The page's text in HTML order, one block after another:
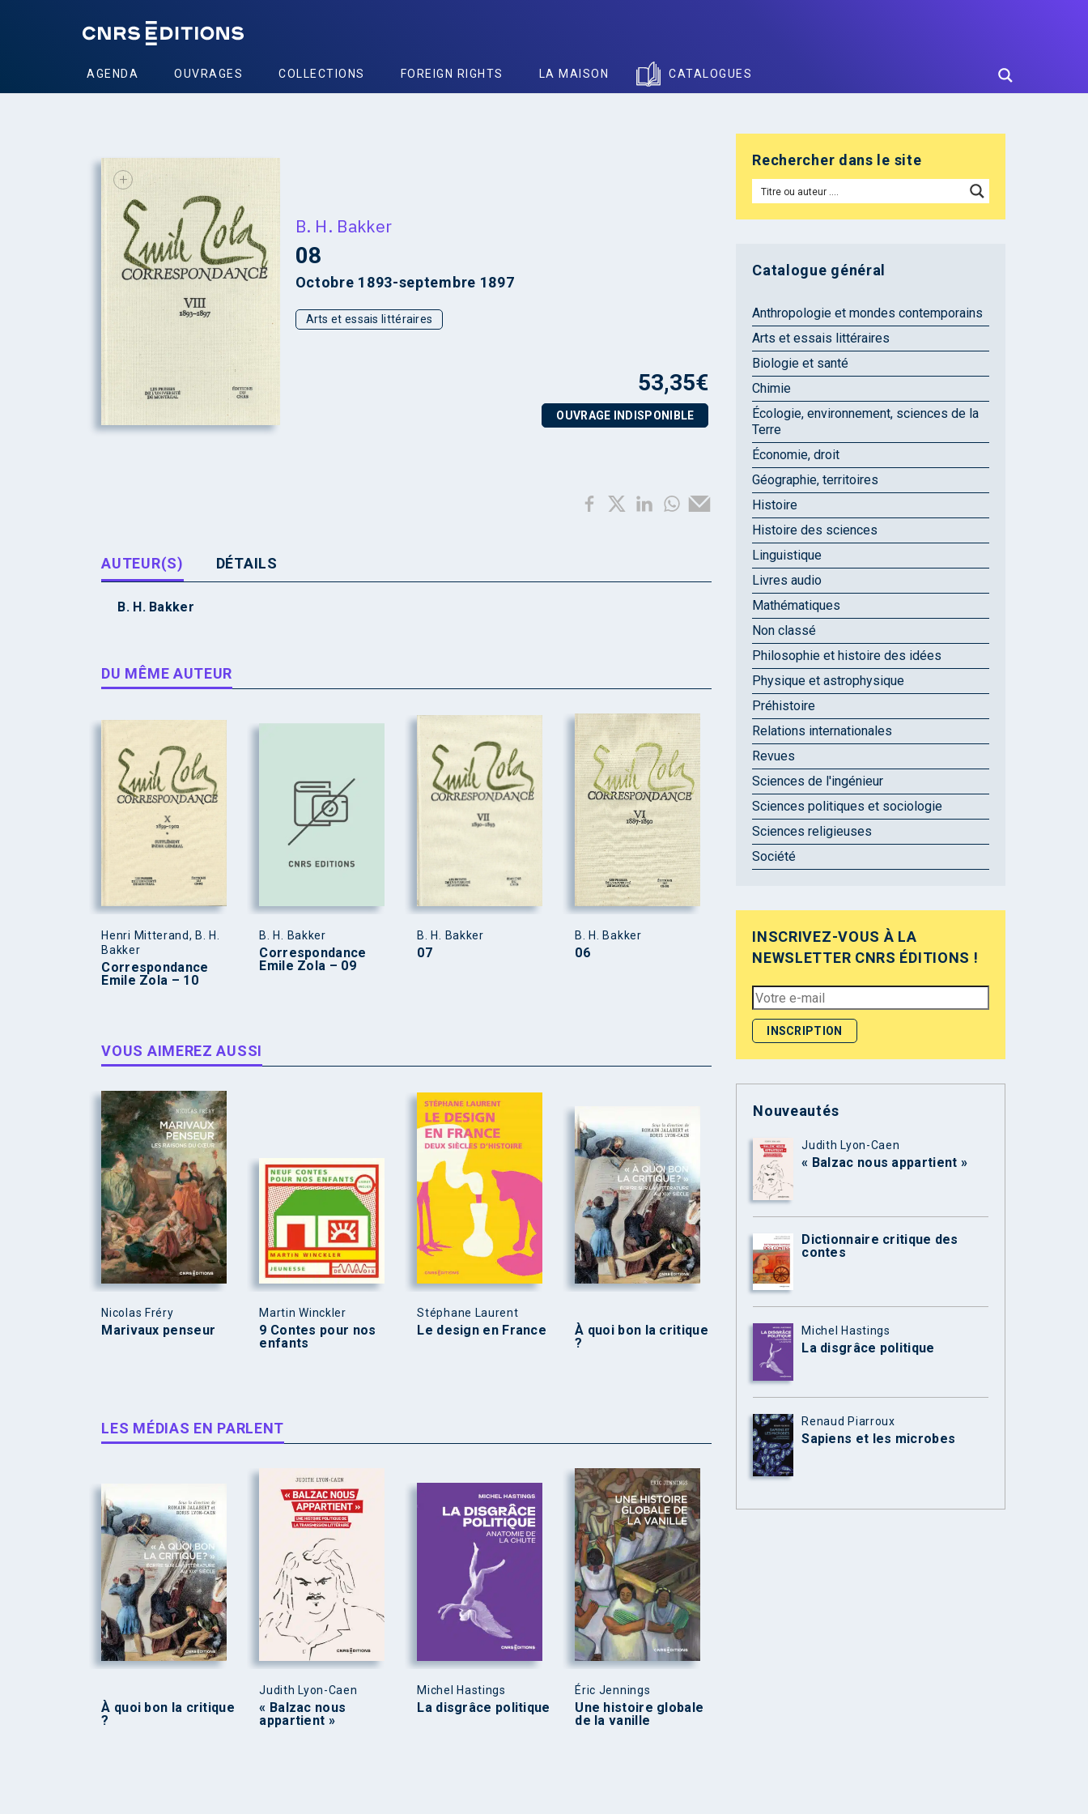
AGENDA OUVRAGES COLLECTIONS FOREIGN RIGHTS LA MAISON CATALOGUES
+
B. H. Bakker
08
Octobre 1893-septembre 1897
Arts et essais littéraires
53,35€
OUVRAGE INDISPONIBLE
AUTEUR(S) DÉTAILS
B. H. Bakker
DU MÊME AUTEUR
Henri Mitterand, B. H.
Bakker
Correspondance
Emile Zola – 10
B. H. Bakker
Correspondance
Emile Zola – 09
B. H. Bakker
07
B. H. Bakker
06
VOUS AIMEREZ AUSSI
Nicolas Fréry
Marivaux penseur
Martin Winckler
9 Contes pour nos
enfants
Stéphane Laurent
Le design en France
À quoi bon la critique
?
LES MÉDIAS EN PARLENT
À quoi bon la critique
?
Judith Lyon-Caen
« Balzac nous
appartient »
Michel Hastings
La disgrâce politique
Éric Jennings
Une histoire globale
de la vanille
Rechercher dans le site
Catalogue général
Anthropologie et mondes contemporains
Arts et essais littéraires
Biologie et santé
Chimie
Écologie, environnement, sciences de la
Terre
Économie, droit
Géographie, territoires
Histoire
Histoire des sciences
Linguistique
Livres audio
Mathématiques
Non classé
Philosophie et histoire des idées
Physique et astrophysique
Préhistoire
Relations internationales
Revues
Sciences de l'ingénieur
Sciences politiques et sociologie
Sciences religieuses
Société
INSCRIVEZ-VOUS À LA
NEWSLETTER CNRS ÉDITIONS !
Nouveautés
Judith Lyon-Caen
« Balzac nous appartient »
Dictionnaire critique des
contes
Michel Hastings
La disgrâce politique
Renaud Piarroux
Sapiens et les microbes